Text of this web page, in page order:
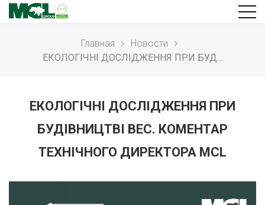
Главная
Новости
ЕКОЛОГІЧНІ ДОСЛІДЖЕННЯ ПРИ БУД...
ЕКОЛОГІЧНІ ДОСЛІДЖЕННЯ ПРИ
БУДІВНИЦТВІ ВЕС. КОМЕНТАР
ТЕХНІЧНОГО ДИРЕКТОРА MCL